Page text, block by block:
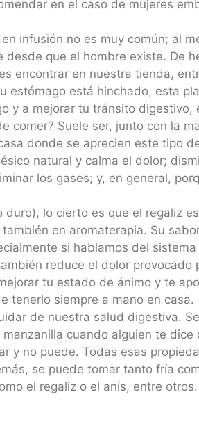
en el caso de mujeres
infusión no es muy común; al
que el hombre existe. De
encontrar en nuestra tienda,
estómago está hinchado, esta
y a mejorar tu tránsito digestivo,
comer? Suele ser, junto con la
donde se aprecien este tipo
natural y calma el dolor;
los gases; y, en general,
lo cierto es que el regaliz
en aromaterapia. Su
si hablamos del
reduce el dolor provocado
tu estado de ánimo y te
tenerlo siempre a mano en casa.
de nuestra salud digestiva.
cuando alguien te dice
y no puede. Todas esas
se puede tomar tanto fría
el regaliz o el anís, entre otros.